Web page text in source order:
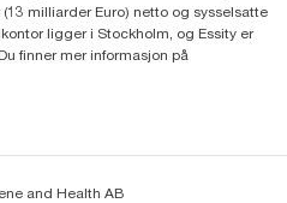
milliarder Euro) netto og sysselsatte
ligger i Stockholm, og Essity er
finner mer informasjon på
and Health AB